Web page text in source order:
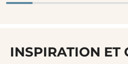
INSPIRATION ET